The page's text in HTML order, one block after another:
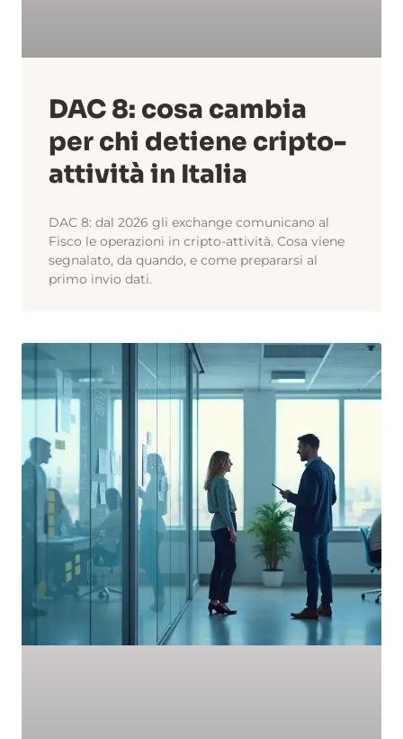
DAC 8: cosa cambia
per chi detiene cripto-
attività in Italia
DAC 8: dal 2026 gli exchange comunicano al
Fisco le operazioni in cripto-attività. Cosa viene
segnalato, da quando, e come prepararsi al
primo invio dati.